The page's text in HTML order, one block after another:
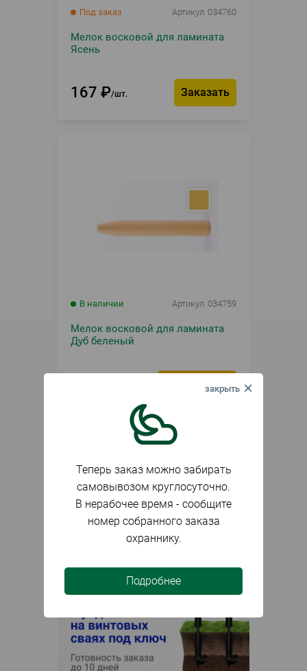
Под заказ Артикул 034760
Мелок восковой для ламината
Ясень
167 ₽ шт. Заказать
В наличии Артикул 034759
Мелок восковой для ламината
Дуб беленый
Теперь заказ можно забирать
самовывозом круглосуточно.
В нерабочее время - сообщите
номер собранного заказа
охраннику.
Подробнее